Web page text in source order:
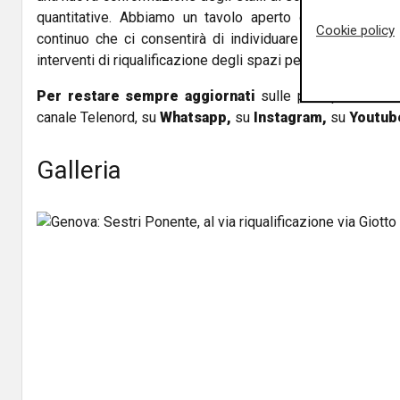
quantitative. Abbiamo un tavolo aperto con gli istituti
continuo che ci consentirà di individuare in quali zone
interventi di riqualificazione degli spazi pedonali".
Per restare sempre aggiornati sulle principali
canale Telenord, su Whatsapp, su Instagram, su
Galleria
Cookie policy